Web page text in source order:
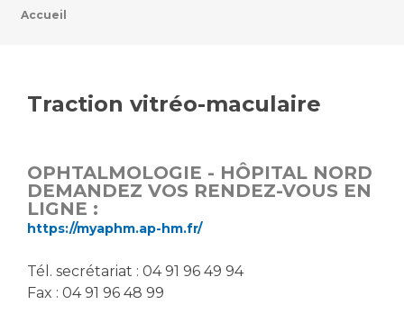
Tarifs
Vous allez être hospitalisé(e)
Vous avez un examen d'imagerie ou de radiologie
à réaliser
Vous avez une analyse à réaliser
myaphm, votre espace santé en ligne
Emploi / formation
Emplois administratifs
Emplois médicaux
Espace Formation
Emplois techniques et médico-techniques
Accueil
Traction vitréo-maculaire
OPHTALMOLOGIE - HÔPITAL NORD
DEMANDEZ VOS RENDEZ-VOUS EN
LIGNE :
https://myaphm.ap-hm.fr/
Tél. secrétariat : 04 91 96 49 94
Fax : 04 91 96 48 99